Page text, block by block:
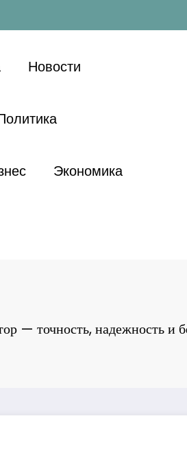
Новости
Экономика
— точность, надежность и